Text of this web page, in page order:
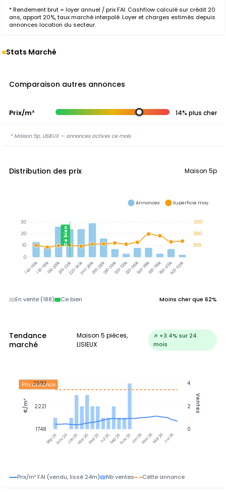
* Rendement brut = loyer annuel / prix FAI. Cashflow calculé sur crédit 20
ans, apport 20%, taux marché interpolé. Loyer et charges estimés depuis
annonces location du secteur.
Stats Marché
Comparaison autres annonces
Prix/m² 14% plus cher
* Maison 5p, LISIEUX — annonces actives ce mois
Distribution des prix Maison 5p
140-160k160-180k180-200k200-220k220-240k240-260k260-280k280-300k300-320k320-340k340-360k360-380k380-400k400-420k
Ce bien
300
200
100
30
20
10
0
Annonces Superficie moy.
En vente (188) Ce bien Moins cher que 62%
Tendance
marché
Maison 5 pièces,
LISIEUX
↗ +3.4% sur 24
mois
Sep 24Nov 24Jan 25Mar 25Mai 25Jul 25Sep 25Nov 25Jan 26Mar 26Mai 26Jul 26
Prix annonce 4
2
0
Ventes
2693
2221
1748
€/m²
Prix/m² FAI (vendu, lissé 24m) Nb ventes Cette annonce